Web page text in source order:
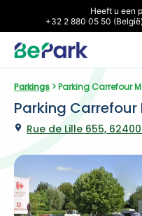
Heeft u een
+32 2 880 05 50
Parkings > Parking Carrefour
Parking Carrefour
Rue de Lille 655,